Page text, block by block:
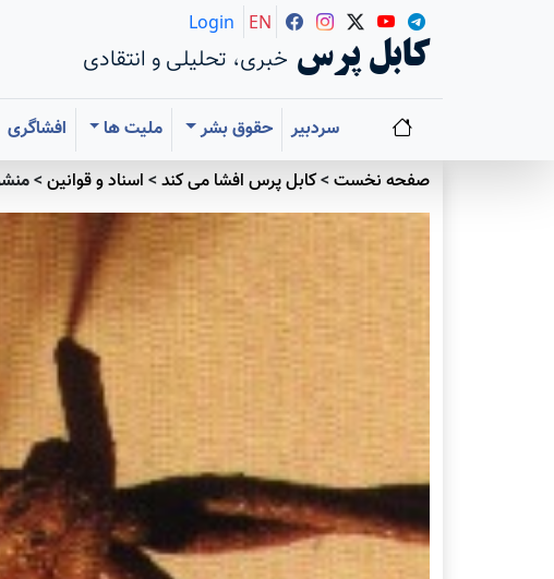
کابل پرس خبری، تحلیلی و انتقادی
Login EN
سردبیر حقوق بشر ملیت ها افشاگری
صفحه نخست>کابل پرس افشا می کند> اسناد و قوانين>